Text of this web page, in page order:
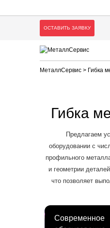
ОСТАВИТЬ ЗАЯВКУ
МеталлСервис > Гибка
Гибка
Предлагаем
оборудовании с
профильного
и геометрии
что позволяет
Современное